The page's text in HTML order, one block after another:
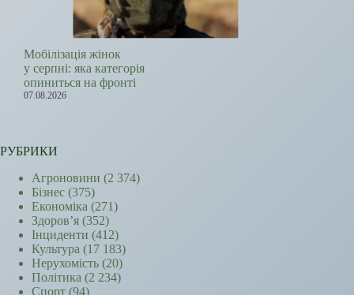
Мобілізація жінок
у серпні: яка категорія
опиниться на фронті
07.08.2026
РУБРИКИ
Агроновини (2 374)
Бізнес (375)
Економіка (271)
Здоров’я (352)
Інциденти (412)
Культура (17 183)
Нерухомість (20)
Політика (2 234)
Спорт (94)